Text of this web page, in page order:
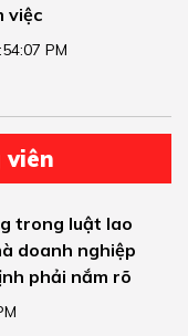
việc
PM
viên
trong luật lao
doanh nghiệp
phải nắm rõ